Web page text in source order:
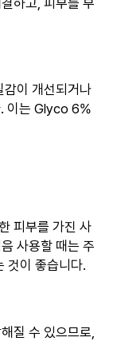
하고, 피부를 부
감이 개선되거나
. 이는 Glyco 6%
피부를 가진 사
사용할 때는 주
것이 좋습니다.
질 수 있으므로,